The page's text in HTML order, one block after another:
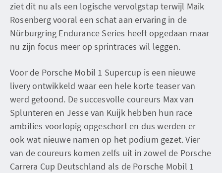
ziet dit nu als een logische vervolgstap terwijl Maik
Rosenberg vooral een schat aan ervaring in de
Nürburgring Endurance Series heeft opgedaan maar
nu zijn focus meer op sprintraces wil leggen.
Voor de Porsche Mobil 1 Supercup is een nieuwe
livery ontwikkeld waar een hele korte teaser van
werd getoond. De succesvolle coureurs Max van
Splunteren en Jesse van Kuijk hebben hun race
ambities voorlopig opgeschort en dus werden er
ook wat nieuwe namen op het podium gezet. Vier
van de coureurs komen zelfs uit in zowel de Porsche
Carrera Cup Deutschland als de Porsche Mobil 1